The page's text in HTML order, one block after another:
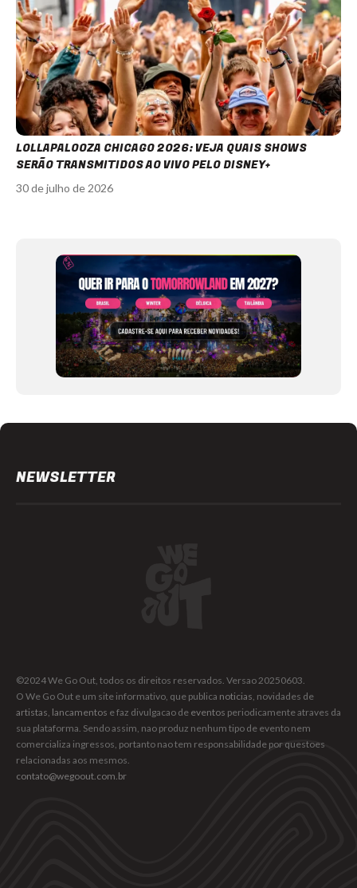
LOLLAPALOOZA CHICAGO 2026: VEJA QUAIS SHOWS
SERÃO TRANSMITIDOS AO VIVO PELO DISNEY+
30 de julho de 2026
NEWSLETTER
©2024 We Go Out, todos os direitos reservados. Versao 20250603.
O We Go Out e um site informativo, que publica noticias, novidades de
artistas, lancamentos e faz divulgacao de eventos periodicamente atraves da
sua plataforma. Sendo assim, nao produz nenhum tipo de evento nem
comercializa ingressos, portanto nao tem responsabilidade por questoes
relacionadas aos mesmos.
contato@wegoout.com.br